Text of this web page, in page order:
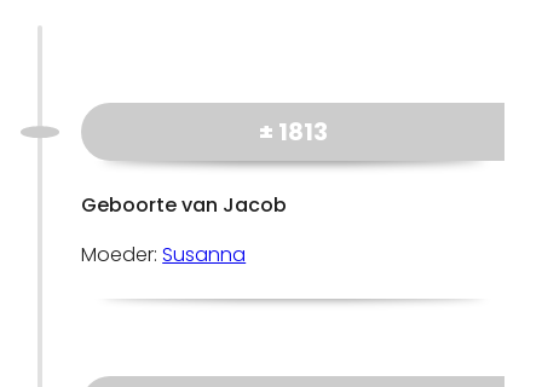
± 1813
Geboorte van Jacob
Moeder:Susanna